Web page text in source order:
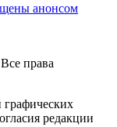
анонсом
права
графических
редакции